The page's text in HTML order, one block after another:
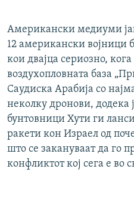
Американски медиуми
12 американски војници
кои двајца сериозно,
воздухопловната база
Саудиска Арабија со
неколку дронови, додека
бунтовници Хути ги
ракети кон Израел од
што се закануваат да го
конфликтот кој сега е во